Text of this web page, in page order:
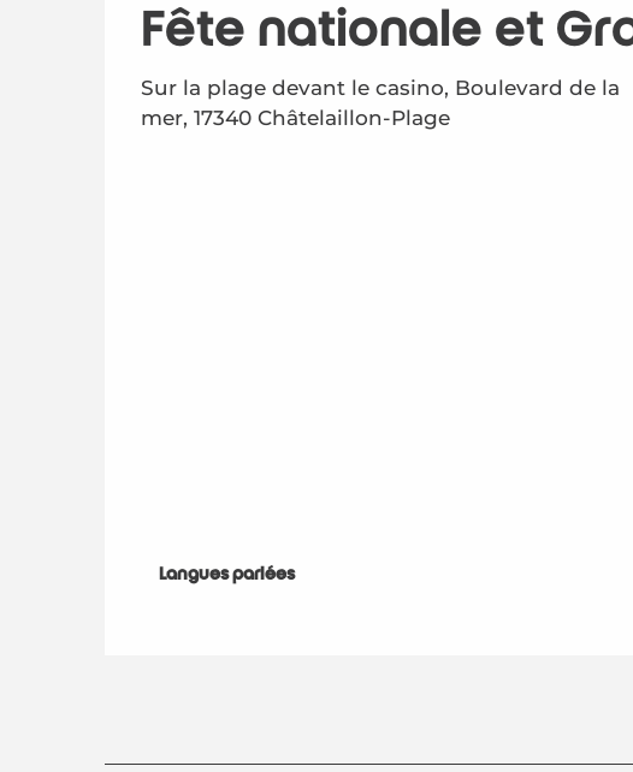
Fête nationale et
Sur la plage devant le casino, Boulevard de la
mer, 17340 Châtelaillon-Plage
Langues parlées
Langues parlées